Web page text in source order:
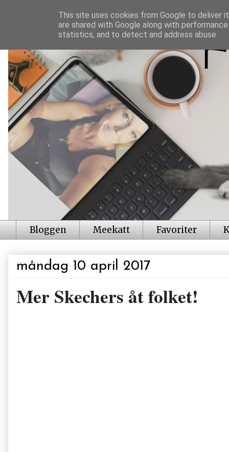
Bloggen Meekatt Favoriter
måndag 10 april 2017
Mer Skechers åt folket!
This site uses cookies from Google to deliver
are shared with Google along with
statistics, and to detect and address abuse.